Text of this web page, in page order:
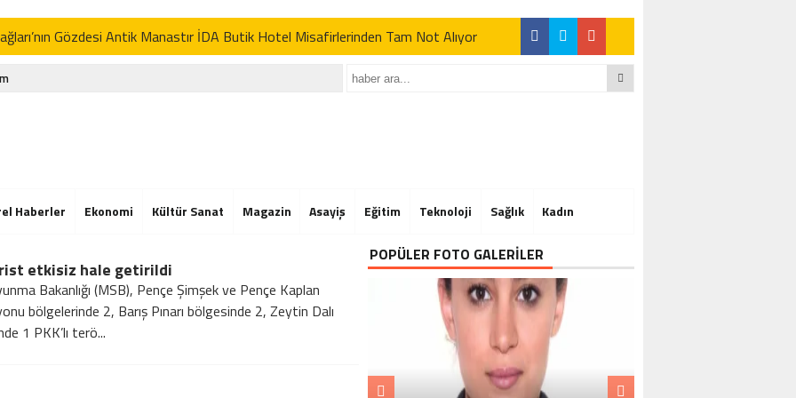
Gözdesi Antik Manastır İDA Butik Hotel Misafirlerinden Tam Not Alıyor
İran açıklaması: “Uygun davranmazlarsa gereğini yaparım”
Der’in Geleneksel Pikniğine Rekor Katılım
Gözdesi Antik Manastır İDA Butik Hotel Misafirlerinden Tam Not Alıyor
İran açıklaması: “Uygun davranmazlarsa gereğini yaparım”
Haberler Ekonomi Kültür Sanat Magazin Asayiş Eğitim Teknoloji Sağlık Kadın
etkisiz hale getirildi
Bakanlığı (MSB), Pençe Şimşek ve Pençe Kaplan
bölgelerinde 2, Barış Pınarı bölgesinde 2, Zeytin Dalı
1 PKK’lı terö...
POPÜLER FOTO GALERİLER